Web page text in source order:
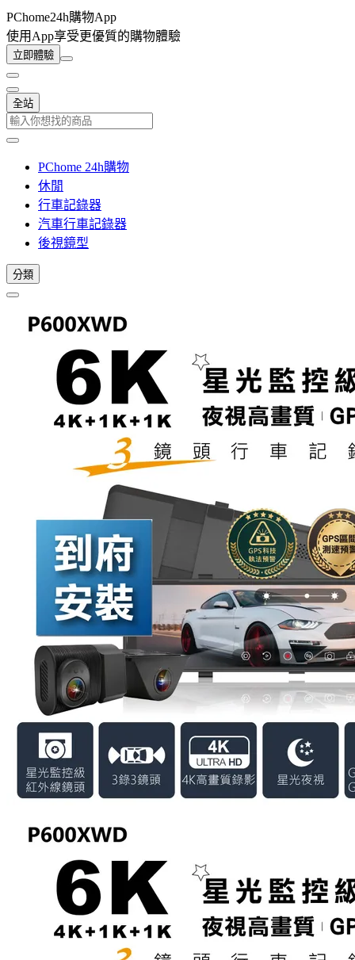
PChome24h購物App
使用App享受更優質的購物體驗
立即體驗
全站
PChome 24h購物
休閒
行車記錄器
汽車行車記錄器
後視鏡型
分類